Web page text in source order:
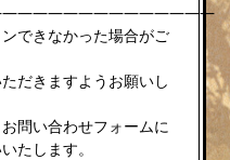
できなかった場合がご
だきますようお願いし
問い合わせフォームに
たします。